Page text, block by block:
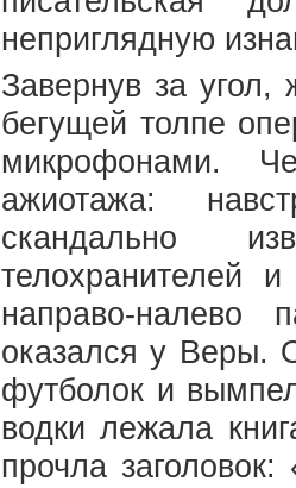
неприглядную
Завернув за
бегущей толпе
микрофонами.
ажиотажа:
скандально
телохранителей
направо-
оказался у Веры.
футболок и
водки лежала
прочла